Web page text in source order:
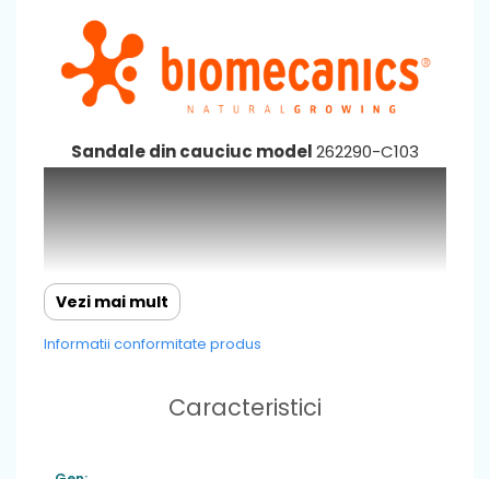
Sandale din cauciuc model262290-C103
Vezi mai mult
Informatii conformitate produs
Caracteristici